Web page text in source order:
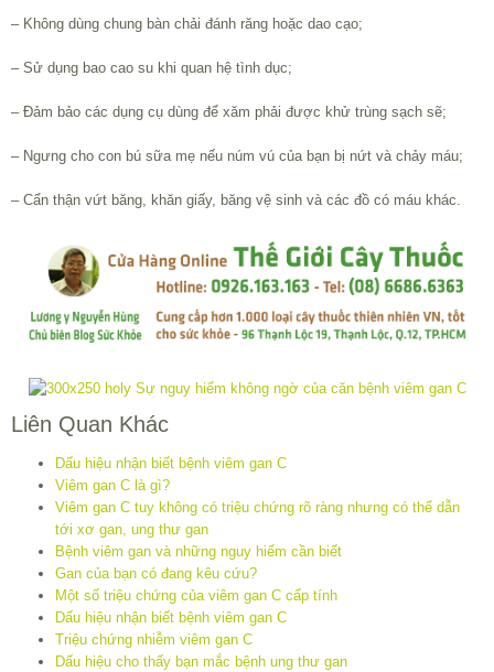
– Không dùng chung bàn chải đánh răng hoặc dao cạo;
– Sử dụng bao cao su khi quan hệ tình dục;
– Đảm bảo các dụng cụ dùng để xăm phải được khử trùng sạch sẽ;
– Ngưng cho con bú sữa mẹ nếu núm vú của bạn bị nứt và chảy máu;
– Cẩn thận vứt băng, khăn giấy, băng vệ sinh và các đồ có máu khác.
Liên Quan Khác
Dấu hiệu nhận biết bệnh viêm gan C
Viêm gan C là gì?
Viêm gan C tuy không có triệu chứng rõ ràng nhưng có thể dẫn
tới xơ gan, ung thư gan
Bệnh viêm gan và những nguy hiểm cần biết
Gan của bạn có đang kêu cứu?
Một số triệu chứng của viêm gan C cấp tính
Dấu hiệu nhận biết bệnh viêm gan C
Triệu chứng nhiễm viêm gan C
Dấu hiệu cho thấy bạn mắc bệnh ung thư gan